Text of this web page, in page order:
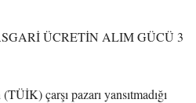
ÜCRETİN ALIM GÜCÜ 3
çarşı pazarı yansıtmadığı